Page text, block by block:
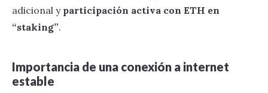
adicional yparticipación activa con ETH en
“staking”.
Importancia de una conexión a internet
estable